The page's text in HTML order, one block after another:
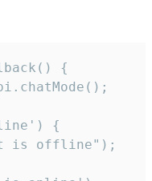
{
{
is offline");